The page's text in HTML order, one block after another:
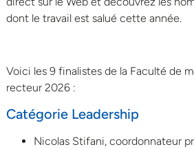
dont le travail est salué cette année.
Voici les 9 finalistes de la Faculté de
recteur 2026 :
Catégorie Leadership
Nicolas Stifani, coordonnateur